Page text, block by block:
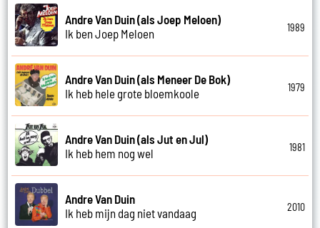
Andre Van Duin (als Joep Meloen)
Ik ben Joep Meloen
1989
Andre Van Duin (als Meneer De Bok)
Ik heb hele grote bloemkoole
1979
Andre Van Duin (als Jut en Jul)
Ik heb hem nog wel
1981
Andre Van Duin
Ik heb mijn dag niet vandaag
2010